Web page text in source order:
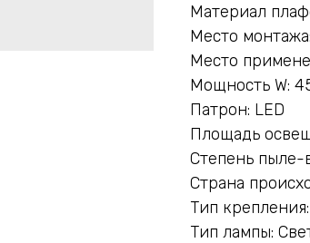
Материал
Место
Место
Мощность W:
Патрон: LED
Площадь
Степень пыле-
Страна
Тип
Тип лампы: